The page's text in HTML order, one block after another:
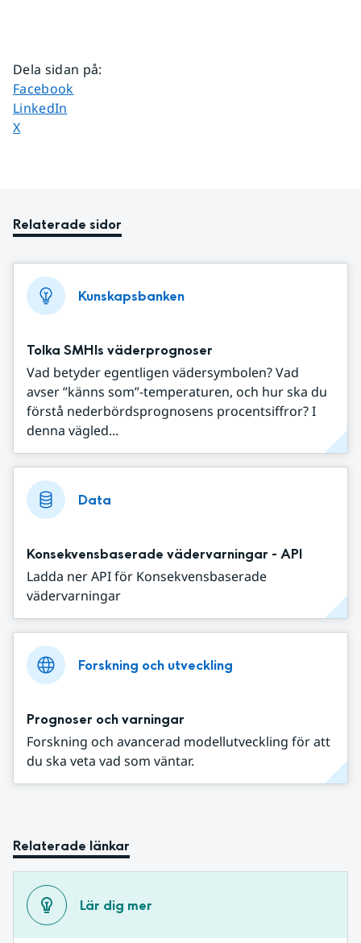
Dela sidan på:
Dela sidan på
Facebook
Dela sidan på
LinkedIn
Dela sidan på
X
Relaterade sidor
Kunskapsbanken
Tolka SMHIs väderprognoser
Vad betyder egentligen vädersymbolen? Vad
avser ”känns som”-temperaturen, och hur ska du
förstå nederbördsprognosens procentsiffror? I
denna vägled...
Data
Konsekvensbaserade vädervarningar - API
Ladda ner API för Konsekvensbaserade
vädervarningar
Forskning och utveckling
Prognoser och varningar
Forskning och avancerad modellutveckling för att
du ska veta vad som väntar.
Relaterade länkar
Lär dig mer